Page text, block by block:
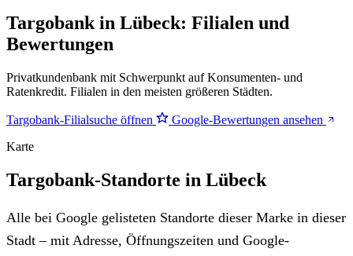
Targobank in Lübeck: Filialen und
Bewertungen
Privatkundenbank mit Schwerpunkt auf Konsumenten- und
Ratenkredit. Filialen in den meisten größeren Städten.
Targobank-Filialsuche öffnen
Google-Bewertungen ansehen
Karte
Targobank-Standorte in Lübeck
Alle bei Google gelisteten Standorte dieser Marke in dieser
Stadt – mit Adresse, Öffnungszeiten und Google-